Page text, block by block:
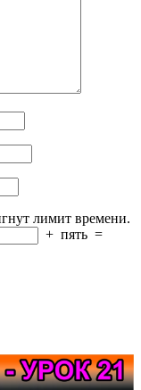
лимит времени.
+ пять =